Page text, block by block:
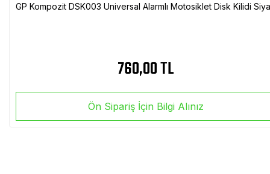
GP Kompozit DSK003 Universal Alarmlı Motosiklet Disk Kilidi
760,00 TL
Ön Sipariş İçin Bilgi Alınız